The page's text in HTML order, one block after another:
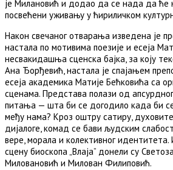
је Милановић и додао да се нада да ће
посвећени уживању у ћириличком
Након свечаног отварања изведена је
настала по мотивима поезије и есеја
несвакидашња сценска бајка, за коју
Ана Ђорђевић, настала је спајањем
есеја академика Матије Бећковића са
сценама. Представа полази од
питања — шта би се догодило када би се
међу нама? Кроз оштру сатиру,
дијалоге, комад се бави људским
вере, морала и колективног идентитета.
сцену биоскопа „Влаја” донели су
Миловановић и Милован Филиповић.